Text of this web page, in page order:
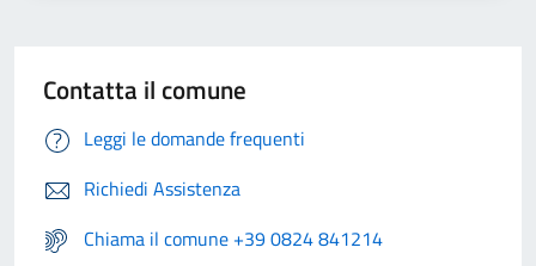
Contatta il comune
Leggi le domande frequenti
Richiedi Assistenza
Chiama il comune +39 0824 841214